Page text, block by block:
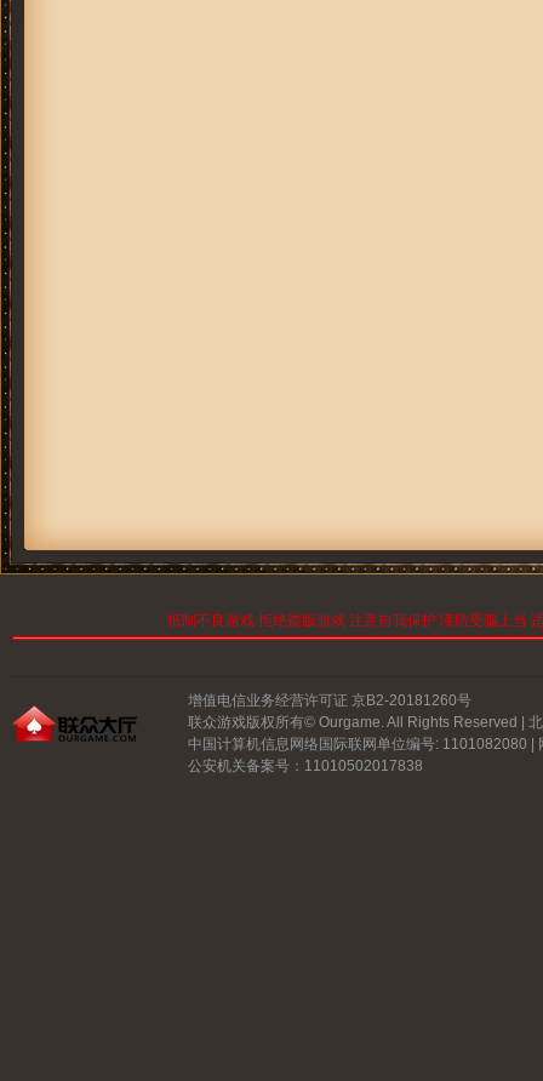
抵制不良游戏 拒绝盗版游戏 注意自我保护 谨防受骗上当
增值电信业务经营许可证 京B2-20181260号
联众游戏版权所有© Ourgame. All Rights Reserved |
中国计算机信息网络国际联网单位编号: 1101082080
公安机关备案号：11010502017838